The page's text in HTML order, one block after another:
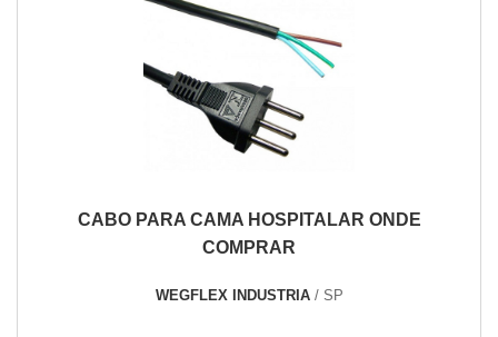
clientes encontram itens como cabo solar isolante e cabo
fotovoltaico condutor com ótima qualidade e precisão.Com a
organização é possível tirar as suas dúvidas sobre os
serviços do ramo, além de contar com os melhores
profissionais e instalações. Assim, conquistando a confiança
e a satisfação dos clientes, que são os maiores objetivos da
de entrega com excelência para cada cliente.
desenvolvimento no que gera resultado.Ainda focando em
conectores para painel solar, deve-se descartar empresas
que não tenham produtos e serviços com ótima qualidade e
precisão, características simples, mas que mostram o
comprometimento da empresa com seus clientes.É
importante lembrar que o produto deve sempre ser adquirido
cuidado ajuda a garantir a qualidade e durabilidade dos
materiais, além de evitar prejuízos com substituições
adequadamente. Assim, é possível poupar gastos
CABO PARA CAMA HOSPITALAR ONDE
COMPRAR
WEGFLEX INDUSTRIA/ SP